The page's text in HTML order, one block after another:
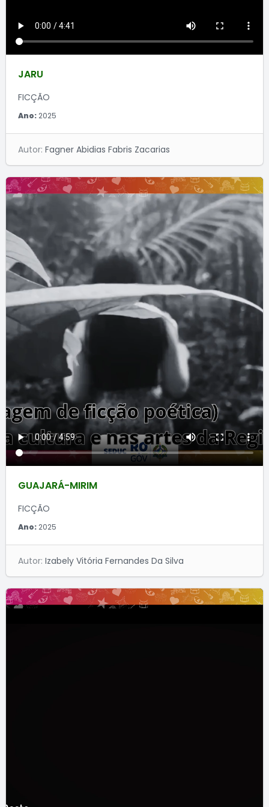
JARU
FICÇÃO
Ano:2025
Autor: Fagner Abidias Fabris Zacarias
GUAJARÁ-MIRIM
FICÇÃO
Ano:2025
Autor: Izabely Vitória Fernandes Da Silva